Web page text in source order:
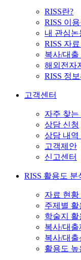
RISS란?
RISS 이
내 관심논
RISS 자
복사/대출
해외전자
RISS 정
고객센터
자주 찾는
상담 신청
상담 내역
고객제안
신고센터
RISS 활용도 분
자료 현황
주제별 활
학술지 활
복사/대출
복사/대출
활용도 높